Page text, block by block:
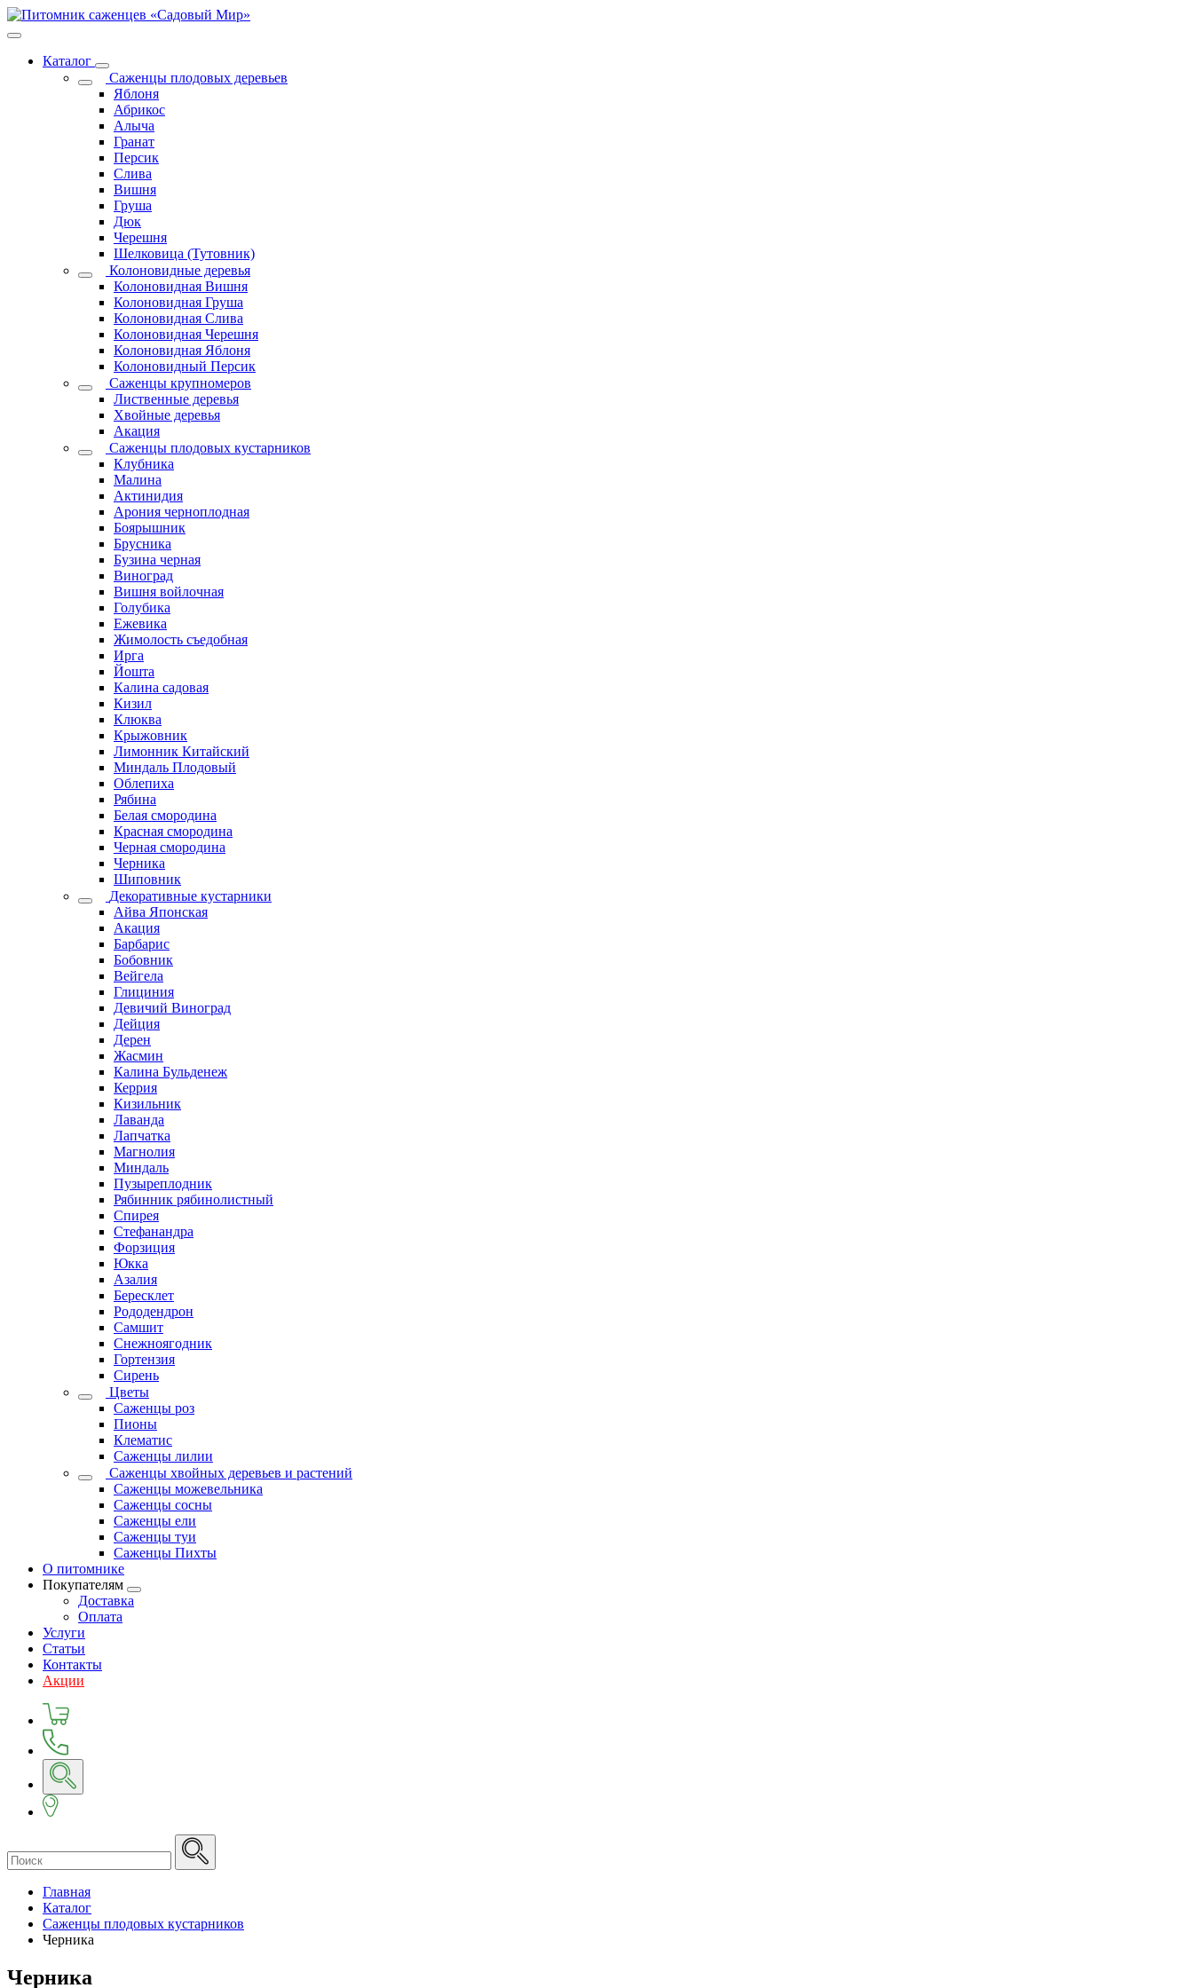
Каталог
Саженцы плодовых деревьев
Яблоня
Абрикос
Алыча
Гранат
Персик
Слива
Вишня
Груша
Дюк
Черешня
Шелковица (Тутовник)
Колоновидные деревья
Колоновидная Вишня
Колоновидная Груша
Колоновидная Слива
Колоновидная Черешня
Колоновидная Яблоня
Колоновидный Персик
Саженцы крупномеров
Лиственные деревья
Хвойные деревья
Акация
Саженцы плодовых кустарников
Клубника
Малина
Актинидия
Арония черноплодная
Боярышник
Брусника
Бузина черная
Виноград
Вишня войлочная
Голубика
Ежевика
Жимолость съедобная
Ирга
Йошта
Калина садовая
Кизил
Клюква
Крыжовник
Лимонник Китайский
Миндаль Плодовый
Облепиха
Рябина
Белая смородина
Красная смородина
Черная смородина
Черника
Шиповник
Декоративные кустарники
Айва Японская
Акация
Барбарис
Бобовник
Вейгела
Глициния
Девичий Виноград
Дейция
Дерен
Жасмин
Калина Бульденеж
Керрия
Кизильник
Лаванда
Лапчатка
Магнолия
Миндаль
Пузыреплодник
Рябинник рябинолистный
Спирея
Стефанандра
Форзиция
Юкка
Азалия
Бересклет
Рододендрон
Самшит
Снежноягодник
Гортензия
Сирень
Цветы
Саженцы роз
Пионы
Клематис
Саженцы лилии
Саженцы хвойных деревьев и растений
Саженцы можевельника
Саженцы сосны
Саженцы ели
Саженцы туи
Саженцы Пихты
О питомнике
Покупателям
Доставка
Оплата
Услуги
Статьи
Контакты
Акции
Главная
Каталог
Саженцы плодовых кустарников
Черника
Черника